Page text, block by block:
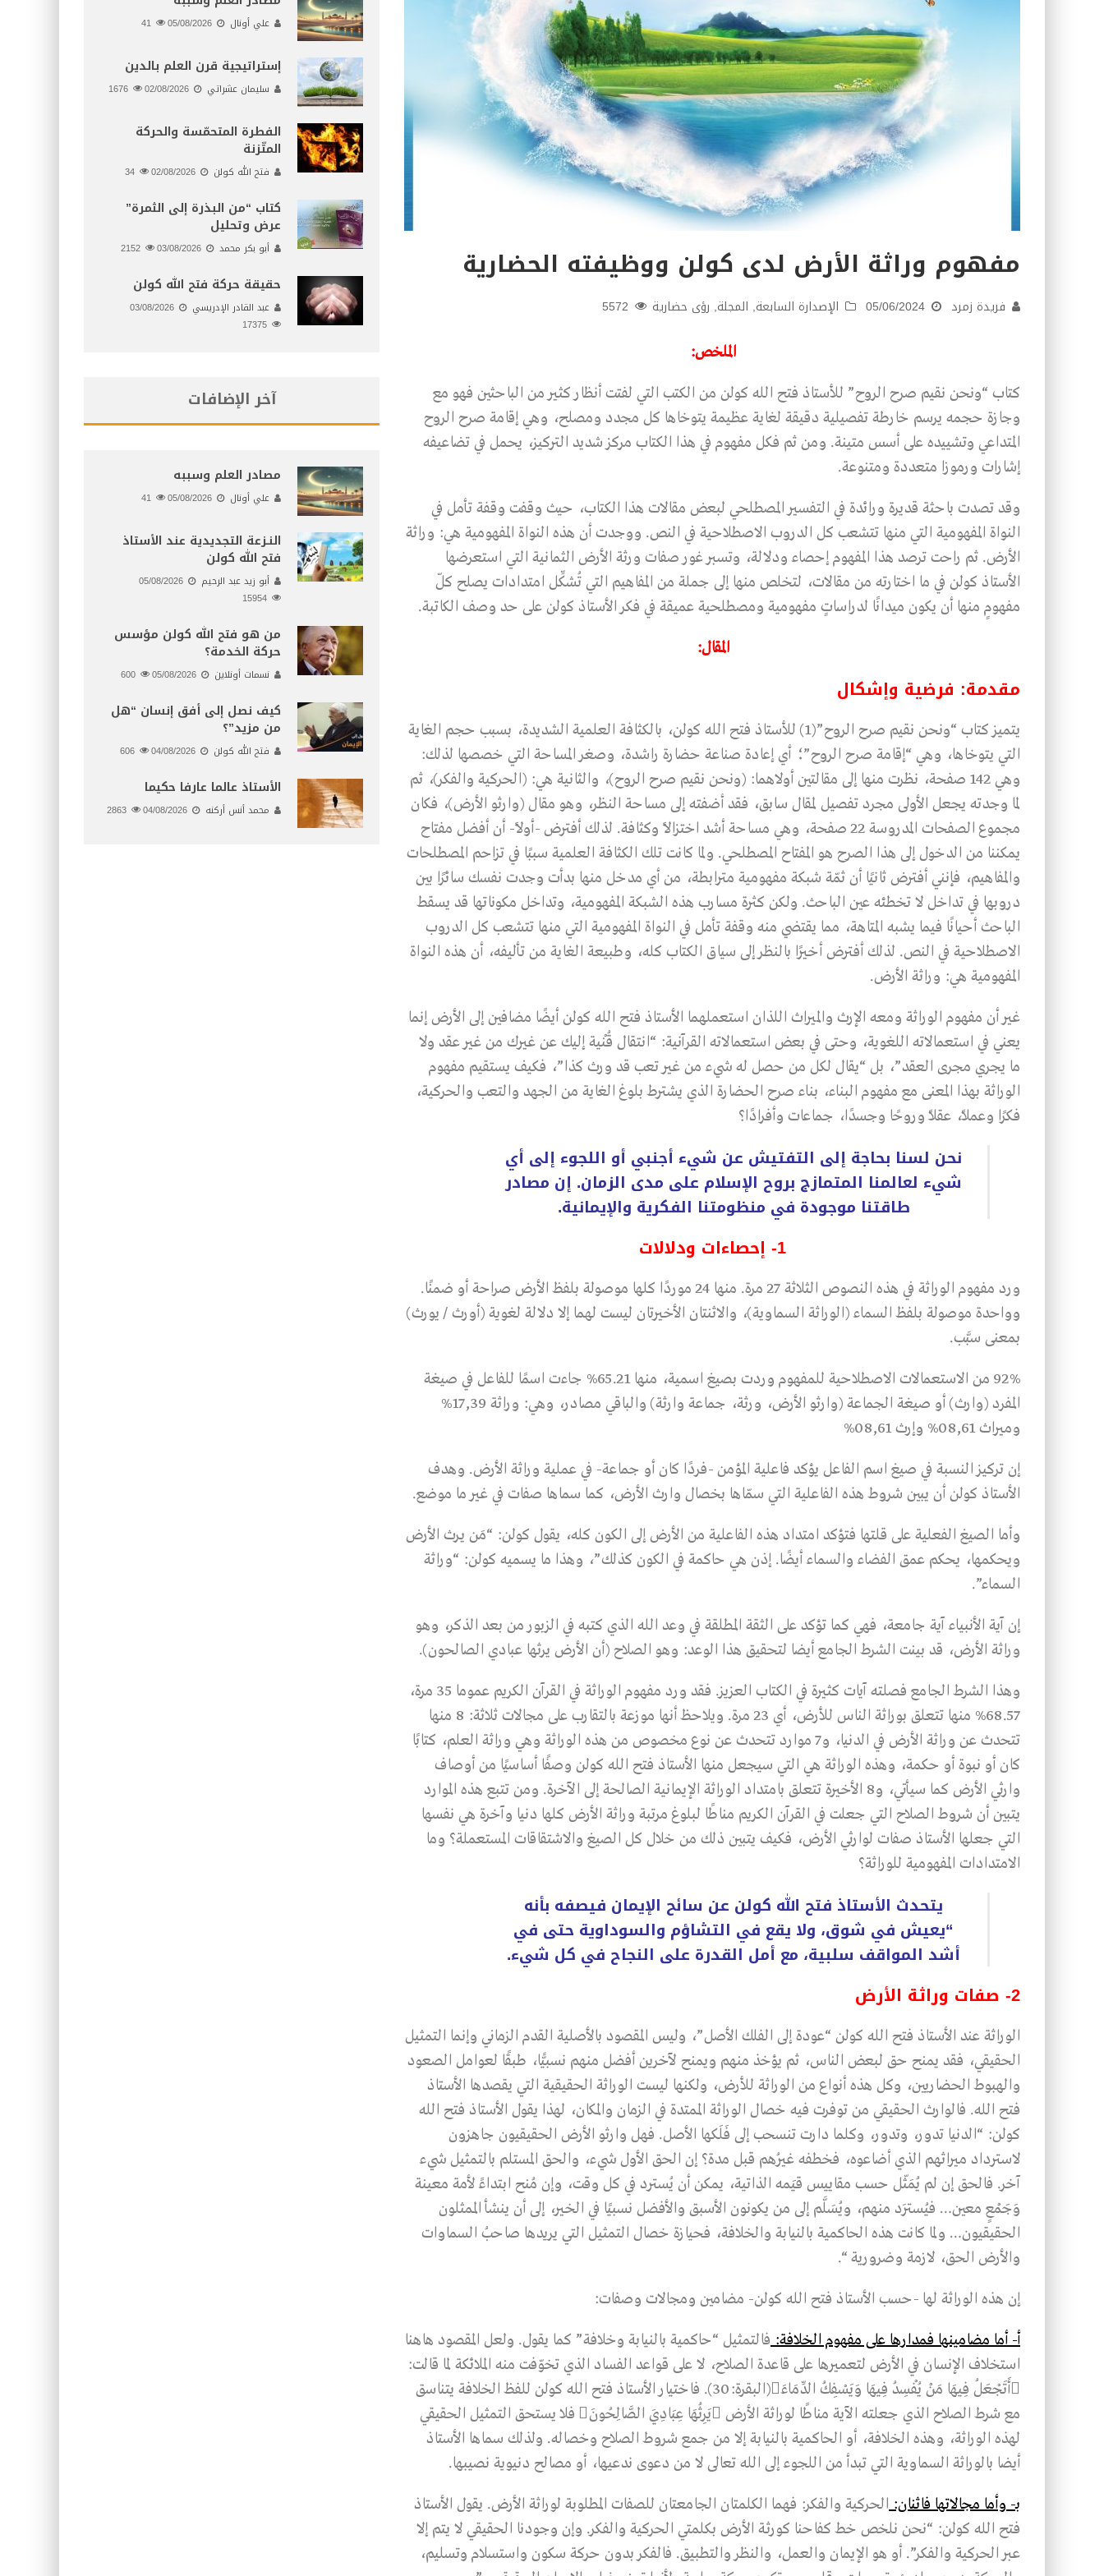
مفهوم وراثة الأرض لدى كولن ووظيفته الحضارية
فريدة زمرد 05/06/2024 الإصدارة السابعة, المجلة, رؤى حضارية
الملخص:
كتاب “ونحن نقيم صرح الروح” للأستاذ فتح الله كولن من الكتب التي لفتت أنظار كثير من الباحثين فهو مع
وجازة حجمه يرسم خارطة تفصيلية دقيقة لغاية عظيمة يتوخاها كل مجدد ومصلح، وهي إقامة صرح الروح
المتداعي وتشييده على أسس متينة. ومن ثم فكل مفهوم في هذا الكتاب مركز شديد التركيز، يحمل في تضاعيفه
إشارات ورموزا متعددة ومتنوعة.
وقد تصدت باحثة قديرة ورائدة في التفسير المصطلحي لبعض مقالات هذا الكتاب، حيث وقفت وقفة تأمل في
النواة المفهومية التي منها تتشعب كل الدروب الاصطلاحية في النص. ووجدت أن هذه النواة المفهومية هي: وراثة
الأرض. ثم راحت ترصد هذا المفهوم إحصاء ودلالة، وتسبر غور صفات ورثة الأرض الثمانية التي استعرضها
الأستاذ كولن في ما اختارته من مقالات، لتخلص منها إلى جملة من المفاهيم التي تُشكِّل امتدادات يصلح كلّ
مفهومٍ منها أن يكون ميدانًا لدراساتٍ مفهومية ومصطلحية عميقة في فكر الأستاذ كولن على حد وصف الكاتبة.
المقال:
مقدمة: فرضية وإشكال
يتميز كتاب “ونحن نقيم صرح الروح”(1) للأستاذ فتح الله كولن، بالكثافة العلمية الشديدة، بسبب حجم الغاية
التي يتوخاها، وهي “إقامة صرح الروح”؛ أي إعادة صناعة حضارة راشدة، وصغر المساحة التي خصصها لذلك:
وهي 142 صفحة، نظرت منها إلى مقالتين أولاهما: (ونحن نقيم صرح الروح)، والثانية هي: (الحركية والفكر)، ثم
لما وجدته يجعل الأولى مجرد تفصيل لمقال سابق، فقد أضفته إلى مساحة النظر، وهو مقال (وارثو الأرض)، فكان
مجموع الصفحات المدروسة 22 صفحة، وهي مساحة أشد اختزالاً وكثافة. لذلك أفترض -أولاً- أن أفضل مفتاح
يمكننا من الدخول إلى هذا الصرح هو المفتاح المصطلحي. ولما كانت تلك الكثافة العلمية سببًا في تزاحم المصطلحات
والمفاهيم، فإنني أفترض ثانيًا أن ثمّة شبكة مفهومية مترابطة، من أي مدخل منها بدأت وجدت نفسك سائرًا بين
دروبها في تداخل لا تخطئه عين الباحث. ولكن كثرة مسارب هذه الشبكة المفهومية، وتداخل مكوناتها قد يسقط
الباحث أحيانًا فيما يشبه المتاهة، مما يقتضي منه وقفة تأمل في النواة المفهومية التي منها تتشعب كل الدروب
الاصطلاحية في النص. لذلك أفترض أخيرًا بالنظر إلى سياق الكتاب كله، وطبيعة الغاية من تأليفه، أن هذه النواة
المفهومية هي: وراثة الأرض.
غير أن مفهوم الوراثة ومعه الإرث والميراث اللذان استعملهما الأستاذ فتح الله كولن أيضًا مضافين إلى الأرض إنما
يعني في استعمالاته اللغوية، وحتى في بعض استعمالاته القرآنية: “انتقال قُنْية إليك عن غيرك من غير عقد ولا
ما يجري مجرى العقد”، بل “يقال لكل من حصل له شيء من غير تعب قد ورث كذا”، فكيف يستقيم مفهوم
الوراثة بهذا المعنى مع مفهوم البناء، بناء صرح الحضارة الذي يشترط بلوغ الغاية من الجهد والتعب والحركية،
فكرًا وعملاً، عقلاً وروحًا وجسدًا، جماعات وأفرادًا؟
نحن لسنا بحاجة إلى التفتيش عن شيء أجنبي أو اللجوء إلى أي
شيء لعالمنا المتمازج بروح الإسلام على مدى الزمان. إن مصادر
طاقتنا موجودة في منظومتنا الفكرية والإيمانية.
1- إحصاءات ودلالات
ورد مفهوم الوراثة في هذه النصوص الثلاثة 27 مرة. منها 24 موردًا كلها موصولة بلفظ الأرض صراحة أو ضمنًا.
وواحدة موصولة بلفظ السماء (الوراثة السماوية)، والاثنتان الأخيرتان ليست لهما إلا دلالة لغوية (أورث / يورث)
بمعنى سبَّب.
92% من الاستعمالات الاصطلاحية للمفهوم وردت بصيغ اسمية، منها 65.21% جاءت اسمًا للفاعل في صيغة
المفرد (وارث) أو صيغة الجماعة (وارثو الأرض، ورثة، جماعة وارثة) والباقي مصادر، وهي: وراثة 17,39%
وميراث 08,61% وإرث 08,61%
إن تركيز النسبة في صيغ اسم الفاعل يؤكد فاعلية المؤمن -فردًا كان أو جماعة- في عملية وراثة الأرض. وهدف
الأستاذ كولن أن يبين شروط هذه الفاعلية التي سمّاها بخصال وارث الأرض، كما سماها صفات في غير ما موضع.
وأما الصيغ الفعلية على قلتها فتؤكد امتداد هذه الفاعلية من الأرض إلى الكون كله، يقول كولن: “مَن يـرث الأرض
ويحكمها، يحكم عمق الفضاء والسماء أيضًا. إذن هي حاكمة في الكون كذلك”، وهذا ما يسميه كولن: “وراثة
السماء”.
إن آية الأنبياء آية جامعة، فهي كما تؤكد على الثقة المطلقة في وعد الله الذي كتبه في الزبور من بعد الذكر، وهو
وراثة الأرض، قد بينت الشرط الجامع أيضا لتحقيق هذا الوعد: وهو الصلاح (أن الأرض يرثها عبادي الصالحون).
وهذا الشرط الجامع فصلته آيات كثيرة في الكتاب العزيز. فقد ورد مفهوم الوراثة في القرآن الكريم عموما 35 مرة،
68.57% منها تتعلق بوراثة الناس للأرض، أي 23 مرة. ويلاحظ أنها موزعة بالتقارب على مجالات ثلاثة: 8 منها
تتحدث عن وراثة الأرض في الدنيا، و7 موارد تتحدث عن نوع مخصوص من هذه الوراثة وهي وراثة العلم، كتابًا
كان أو نبوة أو حكمة، وهذه الوراثة هي التي سيجعل منها الأستاذ فتح الله كولن وصفًا أساسيًا من أوصاف
وارثي الأرض كما سيأتي، و8 الأخيرة تتعلق بامتداد الوراثة الإيمانية الصالحة إلى الآخرة. ومن تتبع هذه الموارد
يتبين أن شروط الصلاح التي جعلت في القرآن الكريم مناطًا لبلوغ مرتبة وراثة الأرض كلها دنيا وآخرة هي نفسها
التي جعلها الأستاذ صفات لوارثي الأرض، فكيف يتبين ذلك من خلال كل الصيغ والاشتقاقات المستعملة؟ وما
الامتدادات المفهومية للوراثة؟
يتحدث الأستاذ فتح الله كولن عن سائح الإيمان فيصفه بأنه
“يعيش في شوق، ولا يقع في التشاؤم والسوداوية حتى في
أشد المواقف سلبية، مع أمل القدرة على النجاح في كل شيء.
2- صفات وراثة الأرض
الوراثة عند الأستاذ فتح الله كولن “عودة إلى الفلك الأصل”، وليس المقصود بالأصلية القدم الزماني وإنما التمثيل
الحقيقي، فقد يمنح حق لبعض الناس، ثم يؤخذ منهم ويمنح لآخرين أفضل منهم نسبيًّا، طبقًا لعوامل الصعود
والهبوط الحضاريين، وكل هذه أنواع من الوراثة للأرض، ولكنها ليست الوراثة الحقيقية التي يقصدها الأستاذ
فتح الله. فالوارث الحقيقي من توفرت فيه خصال الوراثة الممتدة في الزمان والمكان، لهذا يقول الأستاذ فتح الله
كولن: “الدنيا تدور، وتدور، وكلما دارت تنسحب إلى فَلَكها الأصل. فهل وارثو الأرض الحقيقيون جاهزون
لاسترداد ميراثهم الذي أضاعوه، فخطفه غيرُهم قبل مدة؟ إن الحق الأول شيء، والحق المستلم بالتمثيل شيء
آخر. فالحق إن لم يُمَثّل حسب مقاييس قيَمه الذاتية، يمكن أن يُسترد في كل وقت، وإن مُنح ابتداءً لأمة معينة
وَجَمْعٍ معين… فيُستَرد منهم، ويُسَلَّم إلى من يكونون الأسبق والأفضل نسبيًا في الخير، إلى أن ينشأ الممثلون
الحقيقيون… ولما كانت هذه الحاكمية بالنيابة والخلافة، فحيازة خصال التمثيل التي يريدها صاحبُ السماوات
والأرض الحق، لازمة وضرورية “.
إن هذه الوراثة لها -حسب الأستاذ فتح الله كولن- مضامين ومجالات وصفات:
أ- أما مضامينها فمدارها على مفهوم الخلافة:فالتمثيل “حاكمية بالنيابة وخلافة” كما يقول. ولعل المقصود هاهنا
استخلاف الإنسان في الأرض لتعميرها على قاعدة الصلاح، لا على قواعد الفساد الذي تخوّفت منه الملائكة لما قالت:
أَتَجْعَلُ فِيهَا مَنْ يُفْسِدُ فِيهَا وَيَسْفِكُ الدِّمَاءَ(البقرة:30). فاختيار الأستاذ فتح الله كولن للفظ الخلافة يتناسق
مع شرط الصلاح الذي جعلته الآية مناطًا لوراثة الأرض يَرِثُهَا عِبَادِيَ الصَّالِحُونَ فلا يستحق التمثيل الحقيقي
لهذه الوراثة، وهذه الخلافة، أو الحاكمية بالنيابة إلا من جمع شروط الصلاح وخصاله. ولذلك سماها الأستاذ
أيضا بالوراثة السماوية التي تبدأ من اللجوء إلى الله تعالى لا من دعوى ندعيها، أو مصالح دنيوية نصيبها.
بـ- وأما مجالاتها فاثنان:الحركية والفكر: فهما الكلمتان الجامعتان للصفات المطلوبة لوراثة الأرض. يقول الأستاذ
فتح الله كولن: “نحن نلخص خط كفاحنا كورثـة الأرض بكلمتي الحركية والفكر. وإن وجودنا الحقيقي لا يتم إلا
عبر الحركية والفكر”. أو هو الإيمان والعمل، والنظر والتطبيق. فالفكر بدون حركة سكون واستسلام وتسليم،
علي أونال 05/08/2026
إستراتيجية قرن العلم بالدين
سليمان عشراتي 02/08/2026
الفطرة المتحمّسة والحركة
المتّزنة
فتح الله كولن 02/08/2026
كتاب “من البذرة إلى الثمرة”
عرض وتحليل
أبو بكر محمد 03/08/2026
حقيقة حركة فتح الله كولن
عبد القادر الإدريسي
03/08/2026
آخر الإضافات
مصادر العلم وسببه
علي أونال 05/08/2026
النـزعة التجديدية عند الأستاذ
فتح الله كولن
أبو زيد عبد الرحيم
05/08/2026
من هو فتح الله كولن مؤسس
حركة الخدمة؟
نسمات أونلاين 05/08/2026
كيف نصل إلى أفق إنسان “هل
من مزيد”؟
فتح الله كولن 04/08/2026
الأستاذ عالما عارفا حكيما
محمد أنس أركنه 04/08/2026